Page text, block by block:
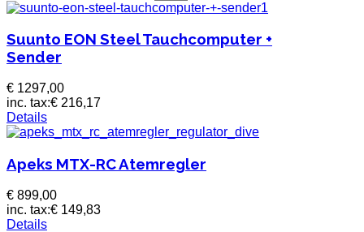
Suunto EON Steel Tauchcomputer +
Sender
€ 1297,00
inc. tax:€ 216,17
Details
Apeks MTX-RC Atemregler
€ 899,00
inc. tax:€ 149,83
Details